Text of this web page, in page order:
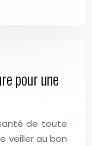
pour une
de toute
veiller au bon